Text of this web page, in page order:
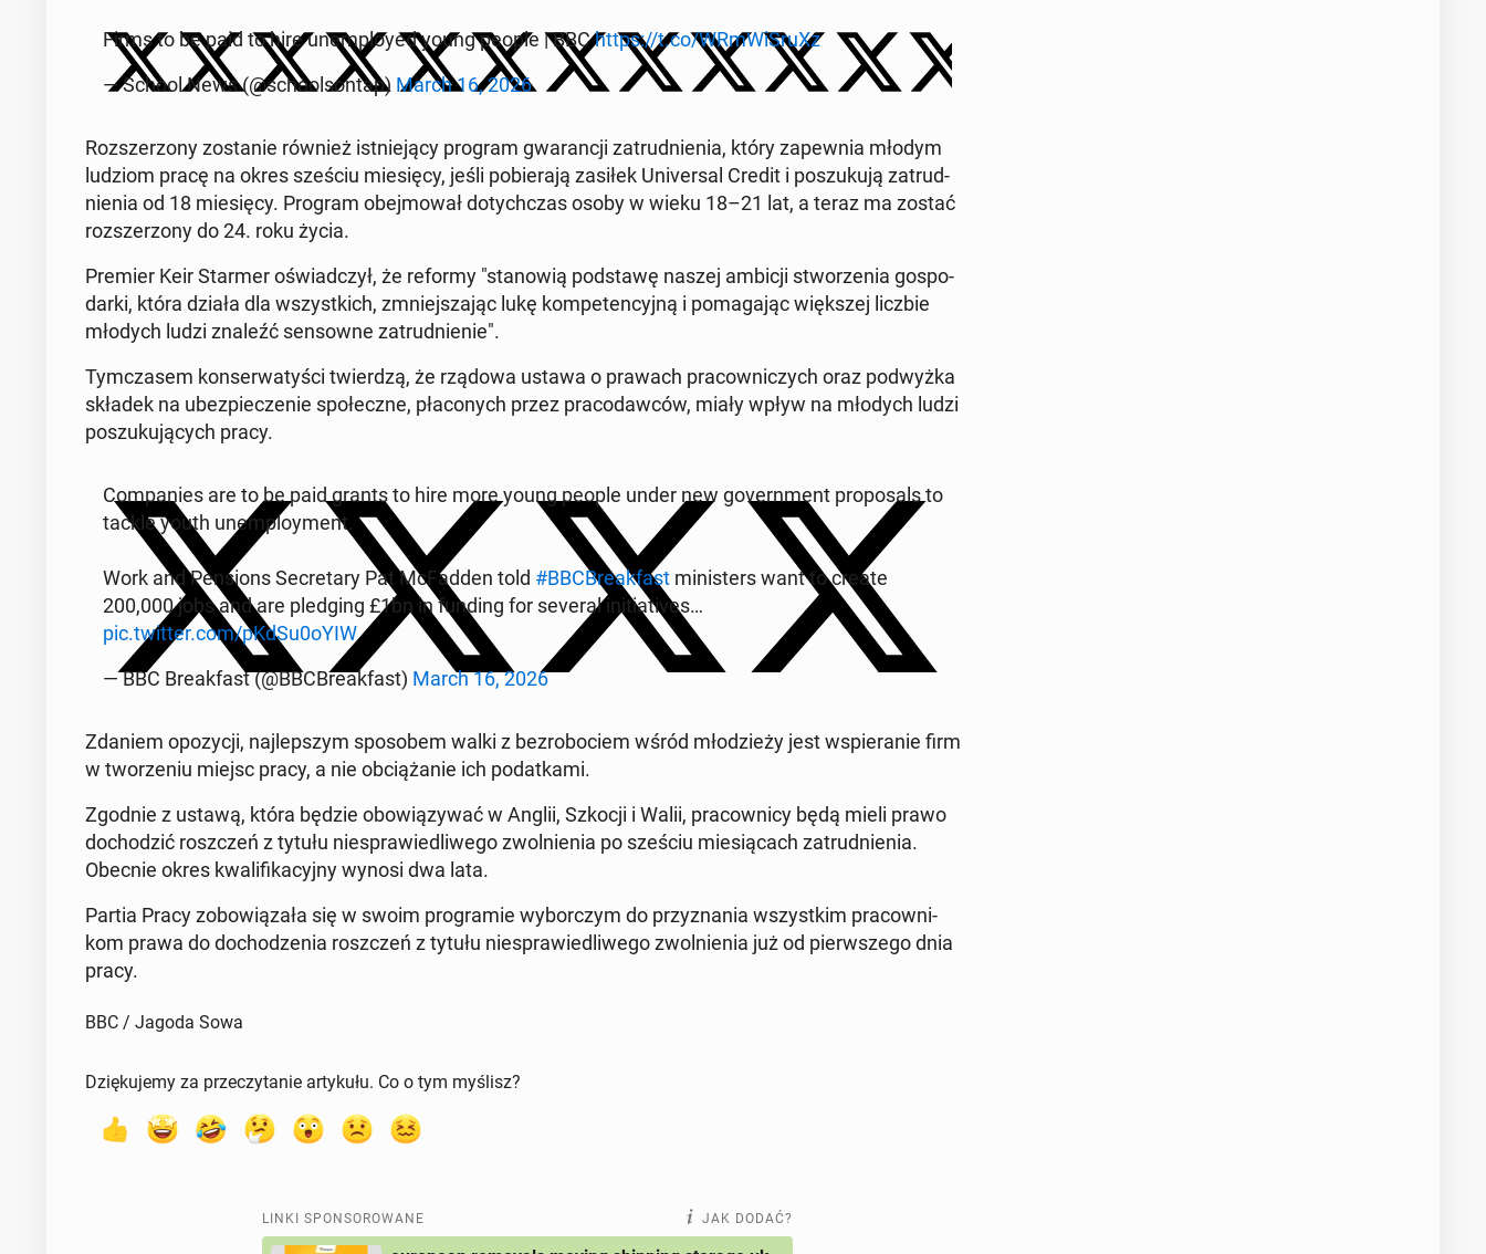
Firms to be paid to hire unem­ploy­ed young people | BBChttps://t.co/WRm­Wi­SruXz
— School News (@scho­ol­son­tap) March 16, 2026
Roz­sze­rzo­ny zo­sta­nie również ist­nie­ją­cy program gwa­ran­cji za­trud­nie­nia, który za­pew­nia młodym
ludziom pracę na okres sześciu mie­się­cy, jeśli po­bie­ra­ją zasiłek Uni­ver­sal Credit i po­szu­ku­ją za­trud­
nie­nia od 18 mie­się­cy. Program obej­mo­wał do­tych­czas osoby w wieku 18–21 lat, a teraz ma zostać
roz­sze­rzo­ny do 24. roku życia.
Premier Keir Starmer oświad­czył, że reformy "sta­no­wią pod­sta­wę naszej ambicji stwo­rze­nia go­spo­
dar­ki, która działa dla wszyst­kich, zmniej­sza­jąc lukę kom­pe­ten­cyj­ną i po­ma­ga­jąc więk­szej liczbie
młodych ludzi znaleźć sen­sow­ne za­trud­nie­nie".
Tym­cza­sem kon­ser­wa­ty­ści twier­dzą, że rządowa ustawa o prawach pra­cow­ni­czych oraz pod­wyż­ka
składek na ubez­pie­cze­nie spo­łecz­ne, pła­co­nych przez pra­co­daw­ców, miały wpływ na młodych ludzi
po­szu­ku­ją­cych pracy.
Com­pa­nies are to be paid grants to hire more young people under new go­vern­ment pro­po­sals to
tackle youth unem­ploy­ment.
Work and Pen­sions Se­cre­ta­ry Pat McFad­den told #BBC­Bre­ak­fastmi­ni­sters want to create
200,000 jobs and are pled­ging £1bn in funding for several in­i­tia­ti­ves…
pic.twitter.com/pKdSu0oYIW
— BBC Bre­ak­fast (@BBC­Bre­ak­fast) March 16, 2026
Zdaniem opo­zy­cji, naj­lep­szym spo­so­bem walki z bez­ro­bo­ciem wśród mło­dzie­ży jest wspie­ra­nie firm
w two­rze­niu miejsc pracy, a nie ob­cią­ża­nie ich po­dat­ka­mi.
Zgodnie z ustawą, która będzie obo­wią­zy­wać w Anglii, Szkocji i Walii, pra­cow­ni­cy będą mieli prawo
do­cho­dzić rosz­czeń z tytułu nie­spra­wie­dli­we­go zwol­nie­nia po sześciu mie­sią­cach za­trud­nie­nia.
Obecnie okres kwa­li­fi­ka­cyj­ny wynosi dwa lata.
Partia Pracy zo­bo­wią­za­ła się w swoim pro­gra­mie wy­bor­czym do przy­zna­nia wszyst­kim pra­cow­ni­
kom prawa do do­cho­dze­nia rosz­czeń z tytułu nie­spra­wie­dli­we­go zwol­nie­nia już od pierw­sze­go dnia
pracy.
BBC / Jagoda Sowa
Dziękujemy za przeczytanie artykułu. Co o tym myślisz?
LINKI SPONSOROWANE JAK DODAĆ?